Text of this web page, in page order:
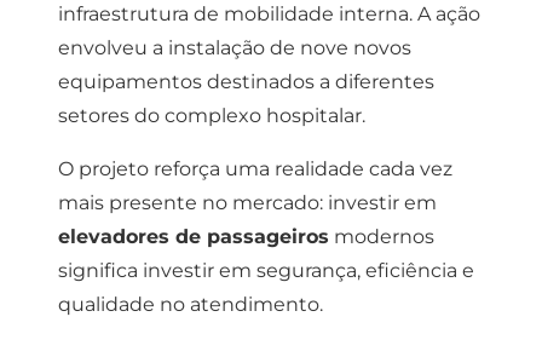
infraestrutura de mobilidade interna. A ação
envolveu a instalação de nove novos
equipamentos destinados a diferentes
setores do complexo hospitalar.
O projeto reforça uma realidade cada vez
mais presente no mercado: investir em
elevadores de passageiros modernos
significa investir em segurança, eficiência e
qualidade no atendimento.